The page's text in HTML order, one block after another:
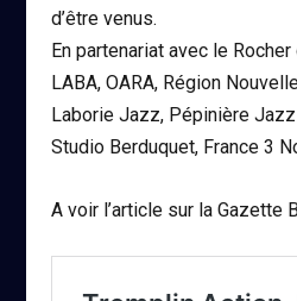
d’être venus.
En partenariat avec le
LABA, OARA, Région
Laborie Jazz, Pépinière
Studio Berduquet, France 3
A voir l’article sur la Gazette